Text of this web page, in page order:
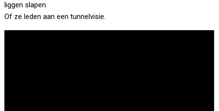
liggen slapen.
Of ze leden aan een tunnelvisie.